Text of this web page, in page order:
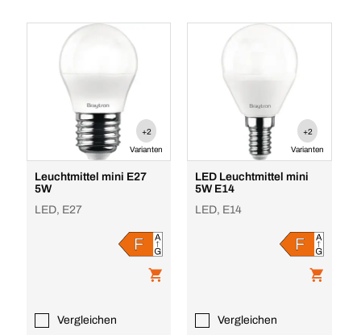
+2
Varianten
Leuchtmittel mini E27
5W
LED, E27
Vergleichen
+2
Varianten
LED Leuchtmittel mini
5W E14
LED, E14
Vergleichen